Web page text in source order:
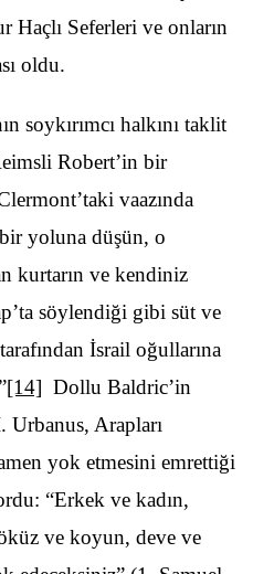
Haçlı Seferleri ve onların
oldu.
soykırımcı halkını taklit
Robert’in bir
vaazında
yoluna düşün, o
kurtarın ve kendiniz
söylendiği gibi süt ve
İsrail oğullarına
[14] Dollu Baldric’in
Arapları
yok etmesini emrettiği
“Erkek ve kadın,
ve koyun, deve ve